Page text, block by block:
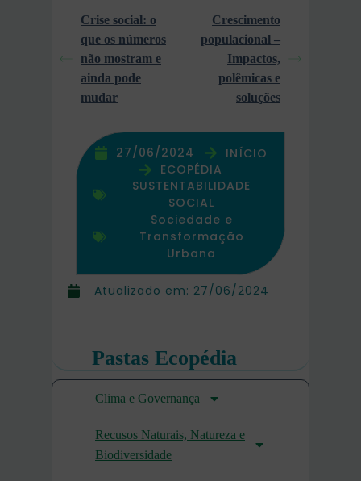
Atualizado em: 27/06/2024
Crise social: o
que os números
não mostram e
ainda pode
mudar
Crescimento
populacional –
Impactos,
polêmicas e
soluções
27/06/2024
INÍCIO
ECOPÉDIA
SUSTENTABILIDADE
SOCIAL
Sociedade e
Transformação
Urbana
Pastas Ecopédia
Clima e Governança
Recusos Naturais, Natureza e
Biodiversidade